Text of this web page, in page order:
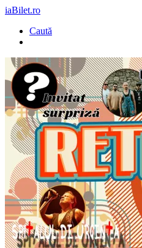
iaBilet.ro
Caută